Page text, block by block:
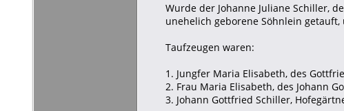
Wurde der Johanne Juliane Schiller,
unehelich geborene Söhnlein
Taufzeugen waren:
1. Jungfer Maria Elisabeth, des
2. Frau Maria Elisabeth, des Johann
3. Johann Gottfried Schiller,